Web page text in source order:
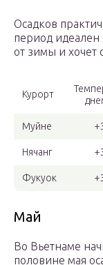
Осадков
период идеален
от зимы и хочет
Курорт
Муйне
Нячанг
Фукуок
Май
Во Вьетнаме
половине мая